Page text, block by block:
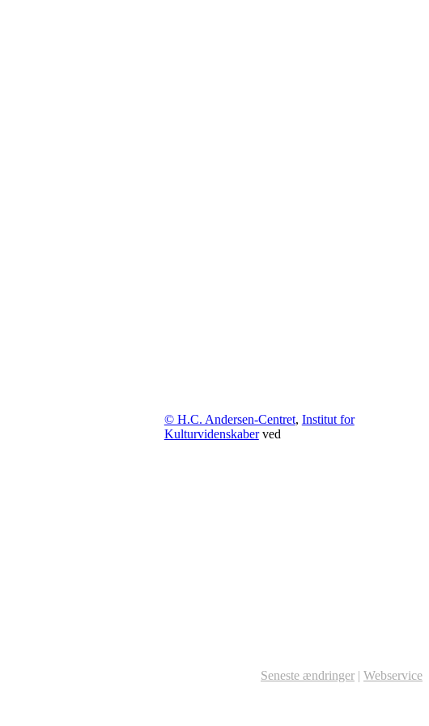
© H.C. Andersen-Centret, Institut for
Kulturvidenskaberved
Seneste ændringer | Webservice